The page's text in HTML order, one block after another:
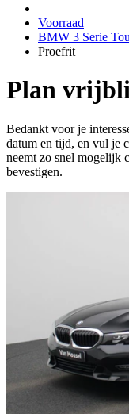
Voorraad
BMW 3 Serie
Proefrit
Plan
Bedankt voor je
datum en tijd, en vul je
neemt zo snel mogelijk
bevestigen.